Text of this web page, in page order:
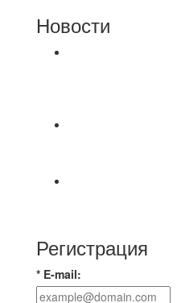
Новости
Регистрация
* E-mail: